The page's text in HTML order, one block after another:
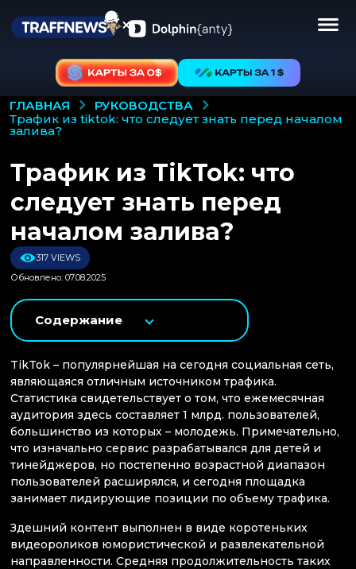
ГЛАВНАЯ
РУКОВОДСТВА
трафик из tiktok: что следует знать перед началом
залива?
Трафик из TikTok: что
следует знать перед
началом залива?
317 VIEWS
Обновлено: 07.08.2025
Содержание
TikTok – популярнейшая на сегодня социальная сеть,
являющаяся отличным источником трафика.
Статистика свидетельствует о том, что ежемесячная
аудитория здесь составляет 1 млрд. пользователей,
большинство из которых – молодежь. Примечательно,
что изначально сервис разрабатывался для детей и
тинейджеров, но постепенно возрастной диапазон
пользователей расширялся, и сегодня площадка
занимает лидирующие позиции по объему трафика.
Здешний контент выполнен в виде коротеньких
видеороликов юмористической и развлекательной
направленности. Средняя продолжительность таких